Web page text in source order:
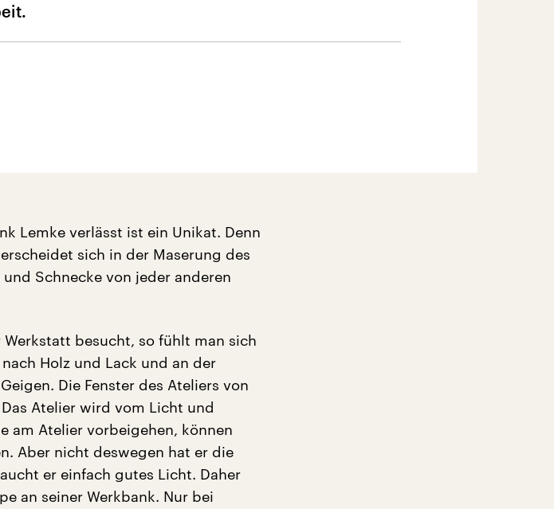
Lemke verlässt ist ein Unikat. Denn
sich in der Maserung des
Schnecke von jeder anderen
besucht, so fühlt man sich
Holz und Lack und an der
Die Fenster des Ateliers von
Atelier wird vom Licht und
am Atelier vorbeigehen, können
Aber nicht deswegen hat er die
er einfach gutes Licht. Daher
an seiner Werkbank. Nur bei